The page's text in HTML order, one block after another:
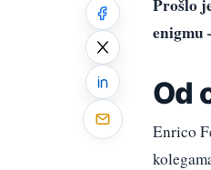
Prošlo
enigmu
Od
Enrico